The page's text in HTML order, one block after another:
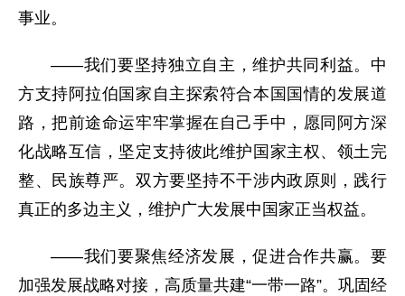
事业。
——我们要坚持独立自主，维护共同利益。中
方支持阿拉伯国家自主探索符合本国国情的发展道
路，把前途命运牢牢掌握在自己手中，愿同阿方深
化战略互信，坚定支持彼此维护国家主权、领土完
整、民族尊严。双方要坚持不干涉内政原则，践行
真正的多边主义，维护广大发展中国家正当权益。
——我们要聚焦经济发展，促进合作共赢。要
加强发展战略对接，高质量共建“一带一路”。巩固经